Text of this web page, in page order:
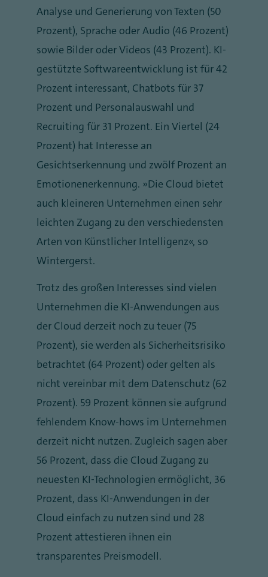
Analyse und Generierung von Texten (50
Prozent), Sprache oder Audio (46 Prozent)
sowie Bilder oder Videos (43 Prozent). KI-
gestützte Softwareentwicklung ist für 42
Prozent interessant, Chatbots für 37
Prozent und Personalauswahl und
Recruiting für 31 Prozent. Ein Viertel (24
Prozent) hat Interesse an
Gesichtserkennung und zwölf Prozent an
Emotionenerkennung. „Die Cloud bietet
auch kleineren Unternehmen einen sehr
leichten Zugang zu den verschiedensten
Arten von Künstlicher Intelligenz“, so
Wintergerst.
Trotz des großen Interesses sind vielen
Unternehmen die KI-Anwendungen aus
der Cloud derzeit noch zu teuer (75
Prozent), sie werden als Sicherheitsrisiko
betrachtet (64 Prozent) oder gelten als
nicht vereinbar mit dem Datenschutz (62
Prozent). 59 Prozent können sie aufgrund
fehlendem Know-hows im Unternehmen
derzeit nicht nutzen. Zugleich sagen aber
56 Prozent, dass die Cloud Zugang zu
neuesten KI-Technologien ermöglicht, 36
Prozent, dass KI-Anwendungen in der
Cloud einfach zu nutzen sind und 28
Prozent attestieren ihnen ein
transparentes Preismodell.